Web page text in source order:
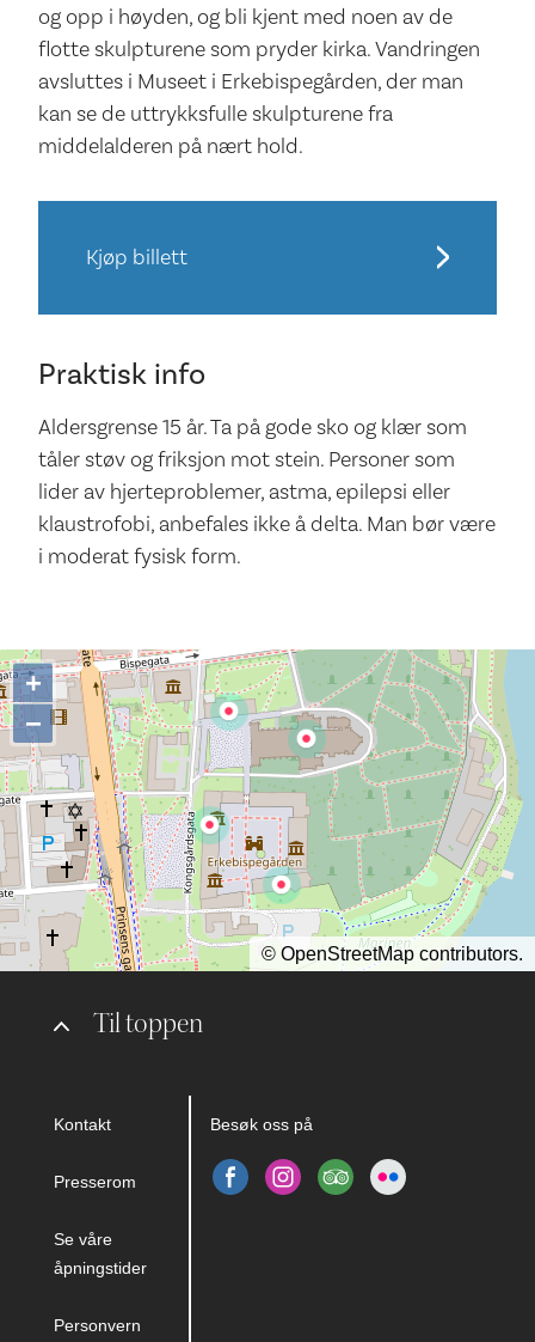
og opp i høyden, og bli kjent med noen av de
flotte skulpturene som pryder kirka. Vandringen
avsluttes i Museet i Erkebispegården, der man
kan se de uttrykksfulle skulpturene fra
middelalderen på nært hold.
Kjøp billett
Praktisk info
Aldersgrense 15 år. Ta på gode sko og klær som
tåler støv og friksjon mot stein. Personer som
lider av hjerteproblemer, astma, epilepsi eller
klaustrofobi, anbefales ikke å delta. Man bør være
i moderat fysisk form.
Til toppen
Kontakt
Presserom
Se våre
åpningstider
Personvern
Besøk oss på
+
−
© OpenStreetMap contributors.